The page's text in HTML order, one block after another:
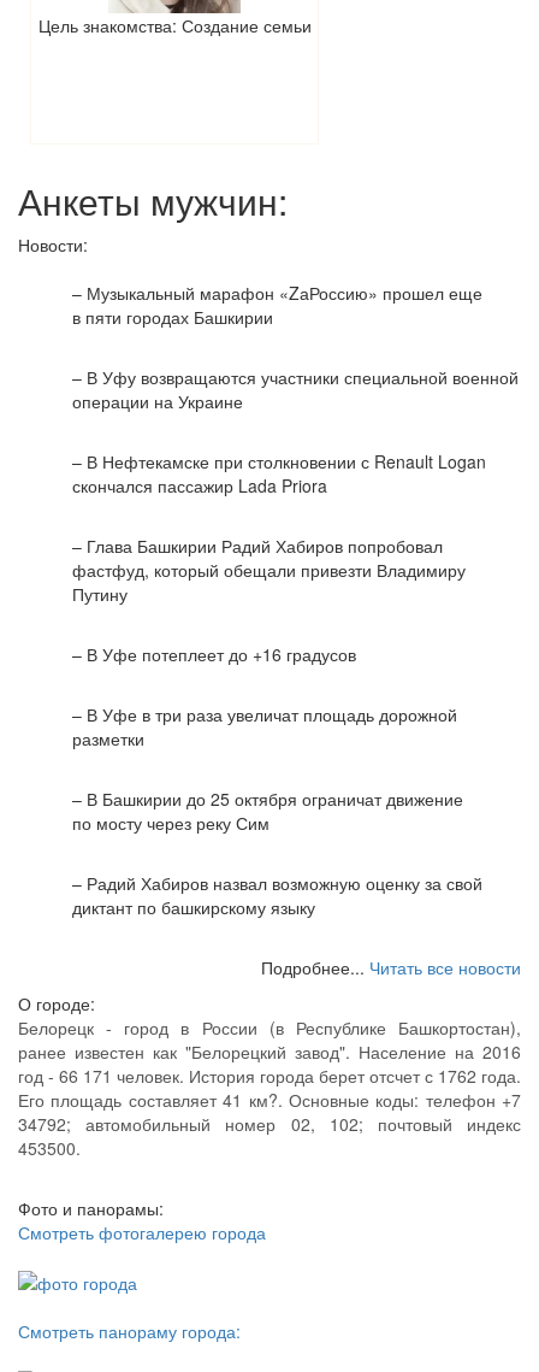
Цель знакомства: Создание семьи
Анкеты мужчин:
Новости:
– Музыкальный марафон «ZаРоссию» прошел еще
в пяти городах Башкирии
– В Уфу возвращаются участники специальной военной
операции на Украине
– В Нефтекамске при столкновении с Renault Logan
скончался пассажир Lada Priora
– Глава Башкирии Радий Хабиров попробовал
фастфуд, который обещали привезти Владимиру
Путину
– В Уфе потеплеет до +16 градусов
– В Уфе в три раза увеличат площадь дорожной
разметки
– В Башкирии до 25 октября ограничат движение
по мосту через реку Сим
– Радий Хабиров назвал возможную оценку за свой
диктант по башкирскому языку
Подробнее... Читать все новости
О городе:
Белорецк - город в России (в Республике Башкортостан),
ранее известен как "Белорецкий завод". Население на 2016
год - 66 171 человек. История города берет отсчет с 1762 года.
Его площадь составляет 41 км?. Основные коды: телефон +7
34792; автомобильный номер 02, 102; почтовый индекс
453500.
Фото и панорамы:
Смотреть фотогалерею города
Смотреть панораму города: